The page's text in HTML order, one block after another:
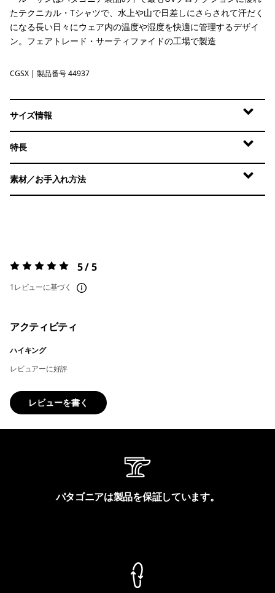
たテクニカル・Tシャツで、水上や山で日差しにさらされて汗だく
になる長い日々にウェア内の温度や湿度を快適に管理するデザイ
ン。フェアトレード・サーティファイドの工場で製造
Crisp Grey - Salt Grey X-Dye
CGSX | 製品番号 44937
サイズ情報
特長
素材／お手入れ方法
評価:5 / 5 5 / 5
1レビューに基づく
アクティビティ
ハイキング
レビュアーに好評
レビューを書く
パタゴニアは製品を保証しています。